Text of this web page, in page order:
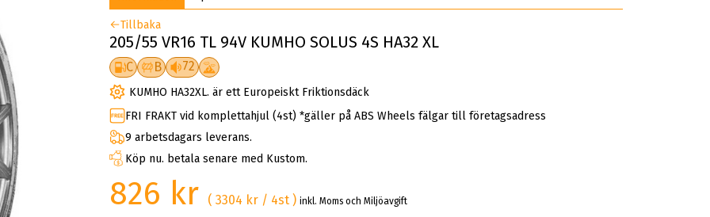
Tillbaka
205/55 VR16 TL 94V KUMHO SOLUS 4S HA32 XL
C B 72
KUMHO HA32XL. är ett Europeiskt Friktionsdäck
FRI FRAKT vid komplettahjul (4st) *gäller på ABS Wheels fälgar till företagsadress
9 arbetsdagars leverans.
Köp nu. betala senare med Kustom.
826 kr ( 3304 kr / 4st )inkl. Moms och Miljöavgift